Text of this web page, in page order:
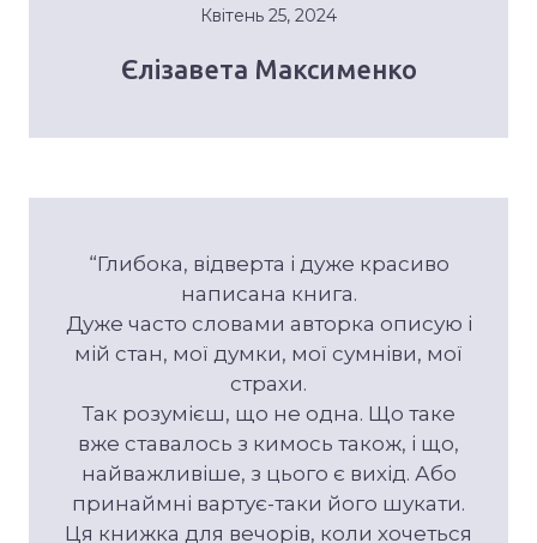
Квітень 25, 2024
Єлізавета Максименко
“Глибока, відверта і дуже красиво
написана книга.
Дуже часто словами авторка описую і
мій стан, мої думки, мої сумніви, мої
страхи.
Так розумієш, що не одна. Що таке
вже ставалось з кимось також, і що,
найважливіше, з цього є вихід. Або
принаймні вартує-таки його шукати.
Ця книжка для вечорів, коли хочеться